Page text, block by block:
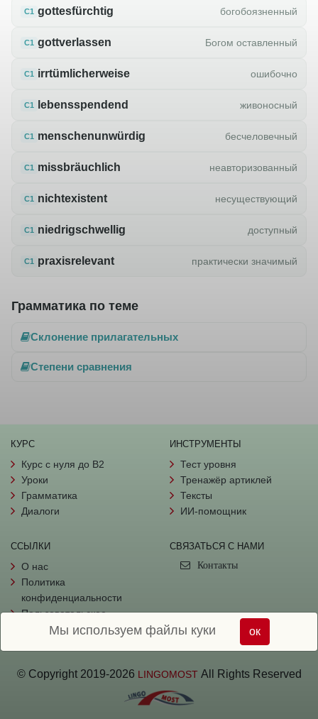
C1 gottesfürchtig богобоязненный
C1 gottverlassen Богом оставленный
C1 irrtümlicherweise ошибочно
C1 lebensspendend живоносный
C1 menschenunwürdig бесчеловечный
C1 missbräuchlich неавторизованный
C1 nichtexistent несуществующий
C1 niedrigschwellig доступный
C1 praxisrelevant практически значимый
Грамматика по теме
Склонение прилагательных
Степени сравнения
КУРС
Курс с нуля до B2
Уроки
Грамматика
Диалоги
ИНСТРУМЕНТЫ
Тест уровня
Тренажёр артиклей
Тексты
ИИ-помощник
ССЫЛКИ
О нас
Политика
конфиденциальности
Пользовательское
соглашение
СВЯЗАТЬСЯ С НАМИ
Контакты
© Copyright 2019-2026 LINGOMOST All Rights Reserved
Мы используем файлы куки ок